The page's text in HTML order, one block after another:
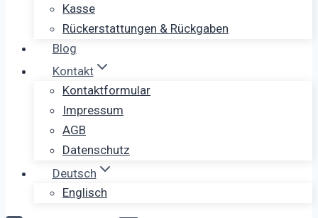
Kasse
Rückerstattungen & Rückgaben
Blog
Kontakt
Kontaktformular
Impressum
AGB
Datenschutz
Deutsch
Englisch